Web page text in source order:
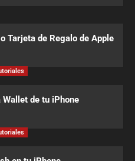
Tarjeta de Regalo de Apple
de tu iPhone